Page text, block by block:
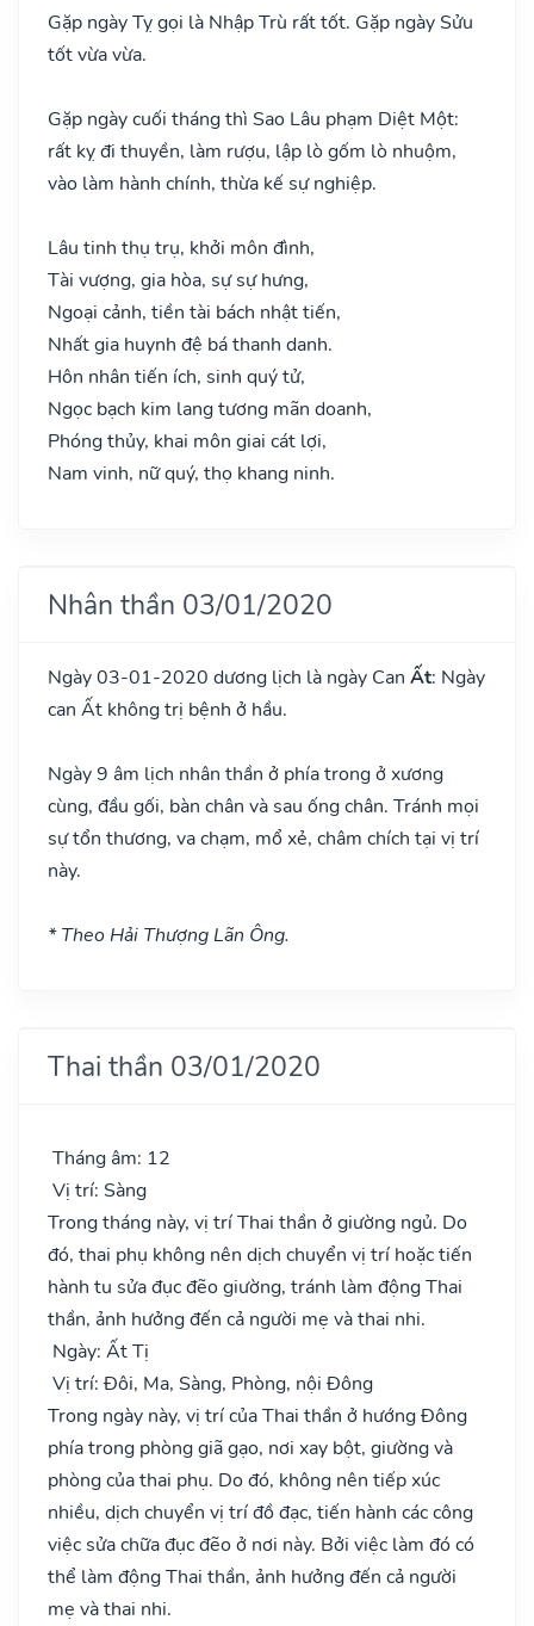
Gặp ngày Tỵ gọi là Nhập Trù rất tốt. Gặp ngày Sửu
tốt vừa vừa.
Gặp ngày cuối tháng thì Sao Lâu phạm Diệt Một:
rất kỵ đi thuyền, làm rượu, lập lò gốm lò nhuộm,
vào làm hành chính, thừa kế sự nghiệp.
Lâu tinh thụ trụ, khởi môn đình,
Tài vượng, gia hòa, sự sự hưng,
Ngoại cảnh, tiền tài bách nhật tiến,
Nhất gia huynh đệ bá thanh danh.
Hôn nhân tiến ích, sinh quý tử,
Ngọc bạch kim lang tương mãn doanh,
Phóng thủy, khai môn giai cát lợi,
Nam vinh, nữ quý, thọ khang ninh.
Nhân thần 03/01/2020
Ngày 03-01-2020 dương lịch là ngày Can Ất: Ngày
can Ất không trị bệnh ở hầu.
Ngày 9 âm lịch nhân thần ở phía trong ở xương
cùng, đầu gối, bàn chân và sau ống chân. Tránh mọi
sự tổn thương, va chạm, mổ xẻ, châm chích tại vị trí
này.
* Theo Hải Thượng Lãn Ông.
Thai thần 03/01/2020
Tháng âm: 12
Vị trí: Sàng
Trong tháng này, vị trí Thai thần ở giường ngủ. Do
đó, thai phụ không nên dịch chuyển vị trí hoặc tiến
hành tu sửa đục đẽo giường, tránh làm động Thai
thần, ảnh hưởng đến cả người mẹ và thai nhi.
Ngày: Ất Tị
Vị trí: Đôi, Ma, Sàng, Phòng, nội Đông
Trong ngày này, vị trí của Thai thần ở hướng Đông
phía trong phòng giã gạo, nơi xay bột, giường và
phòng của thai phụ. Do đó, không nên tiếp xúc
nhiều, dịch chuyển vị trí đồ đạc, tiến hành các công
việc sửa chữa đục đẽo ở nơi này. Bởi việc làm đó có
thể làm động Thai thần, ảnh hưởng đến cả người
mẹ và thai nhi.